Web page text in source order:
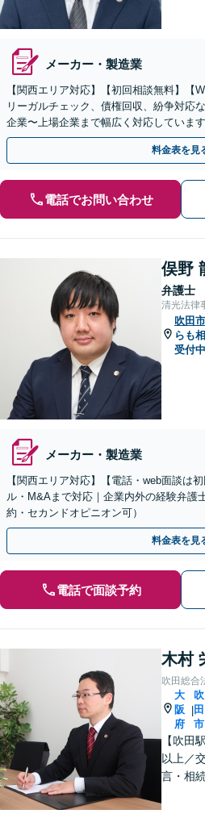
メーカー・製造業
【関西エリア対応】【初回相談無料】【
リーガルチェック、債権回収、紛争対応
企業〜上場企業まで幅広く対応していま
背中を後押しできるよう尽力いたします。
料金表を見
電話でお問い合わせ
俣野
弁護士
清光法律
吹田市
らも
受付中
メーカー・製造業
【関西エリア対応】【電話・web面談は
ル・M&Aまで対応｜企業内外の経験弁護
約・セカンドオピニオン可）
料金表を見
電話で面談予約
木村
吹田総合
大
阪
府
|
吹
田
市
【吹田
以上／
言・相